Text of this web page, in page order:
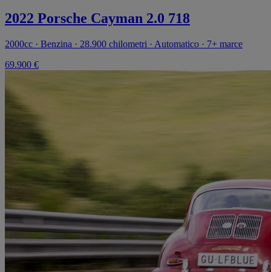
2022 Porsche Cayman 2.0 718
2000cc · Benzina · 28.900 chilometri · Automatico · 7+ marce
69.900 €